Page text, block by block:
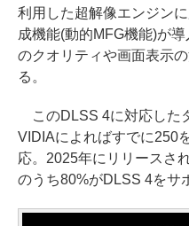
利用した超解像エンジン
成機能(動的MFG機能)が
のクオリティや画面表示
る。
このDLSS 4に対応した
VIDIAによればすでに250
応。2025年にリリースさ
のうち80%がDLSS 4をサ